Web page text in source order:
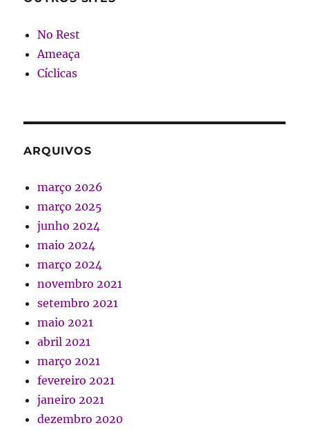
No Rest
Ameaça
Cíclicas
ARQUIVOS
março 2026
março 2025
junho 2024
maio 2024
março 2024
novembro 2021
setembro 2021
maio 2021
abril 2021
março 2021
fevereiro 2021
janeiro 2021
dezembro 2020